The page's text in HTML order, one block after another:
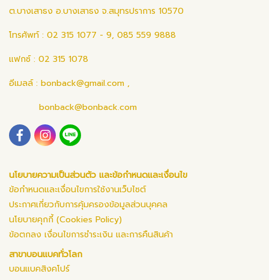
ต.บางเสาธง อ.บางเสาธง จ.สมุทรปราการ 10570
โทรศัพท์ : 02 315 1077 - 9, 085 559 9888
แฟกซ์ : 02 315 1078
อีเมลล์ : bonback@gmail.com ,
bonback@bonback.com
นโยบายความเป็นส่วนตัว และข้อกำหนดและเงื่อนไข
ข้อกำหนดและเงื่อนไขการใช้งานเว็บไซต์
ประกาศเกี่ยวกับการคุ้มครองข้อมูลส่วนบุคคล
นโยบายคุกกี้ (Cookies Policy)
ข้อตกลง เงื่อนไขการชำระเงิน และการคืนสินค้า
สาขาบอนแบคทั่วโลก
บอนแบคสิงคโปร์